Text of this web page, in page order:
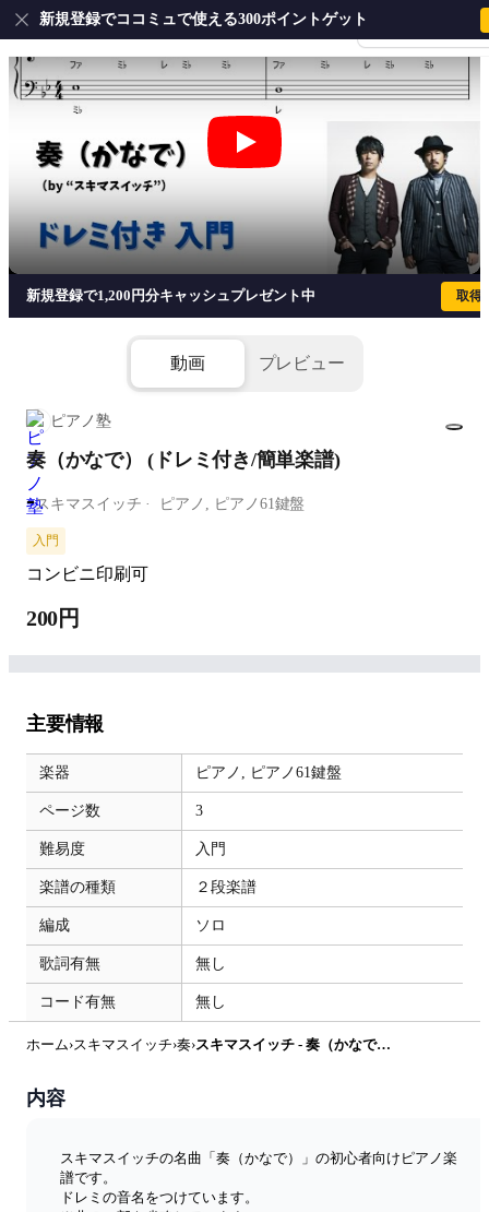
会員登録・ログイ
新規登録でココミュで使える300ポイントゲット
奏（かなで） (ドレミ付き/簡単楽譜) -
新規登録で1,200円分キャッシュプレゼント中 取得
動画 プレビュー
ピアノ塾
奏（かなで） (ドレミ付き/簡単楽譜)
-スキマスイッチ ピアノ, ピアノ61鍵盤
入門
コンビニ印刷可
200円
主要情報
楽器 ピアノ, ピアノ61鍵盤
ページ数 3
難易度 入門
楽譜の種類 ２段楽譜
編成 ソロ
歌詞有無 無し
コード有無 無し
ホーム›スキマスイッチ›奏› スキマスイッチ - 奏（かなで） (ドレミ付き/簡単楽譜) by ピアノ塾
内容
スキマスイッチの名曲「奏（かなで）」の初心者向けピアノ楽
譜です。
ドレミの音名をつけています。